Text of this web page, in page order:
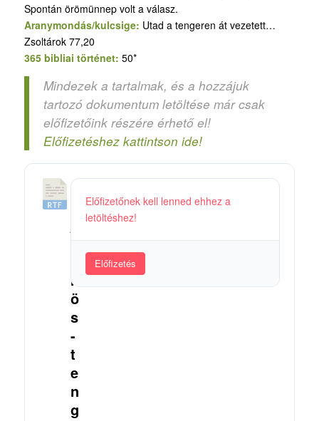
Spontán örömünnep volt a válasz.
Aranymondás/kulcsige: Utad a tengeren át vezetett…
Zsoltárok 77,20
365 bibliai történet: 50*
Mindezek a tartalmak, és a hozzájuk
tartozó dokumentum letöltése már csak
előfizetőink részére érhető el!
Előfizetéshez kattintson ide!
1
V
r
ö
s
-
t
e
n
g
Előfizetőnek kell lenned ehhez a
letöltéshez!
Előfizetés